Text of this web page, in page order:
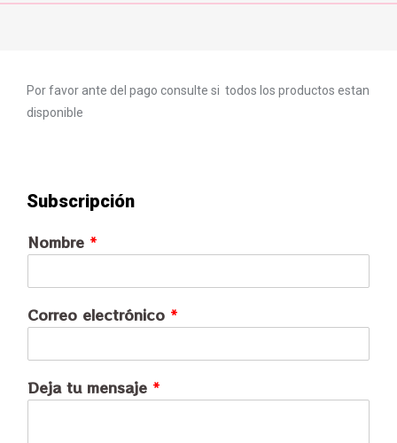
Por favor ante del pago consulte si todos los productos estan
disponible
Subscripción
Nombre *
Correo electrónico *
Deja tu mensaje *